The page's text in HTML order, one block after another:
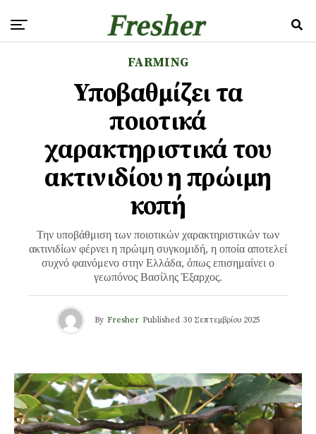
FARMING
Υποβαθμίζει τα
ποιοτικά
χαρακτηριστικά του
ακτινιδίου η πρώιμη
κοπή
Την υποβάθμιση των ποιοτικών χαρακτηριστικών των
ακτινιδίων φέρνει η πρώιμη συγκομιδή, η οποία αποτελεί
συχνό φαινόμενο στην Ελλάδα, όπως επισημαίνει ο
γεωπόνος Βασίλης Έξαρχος.
By Fresher Published 30 Σεπτεμβρίου 2025